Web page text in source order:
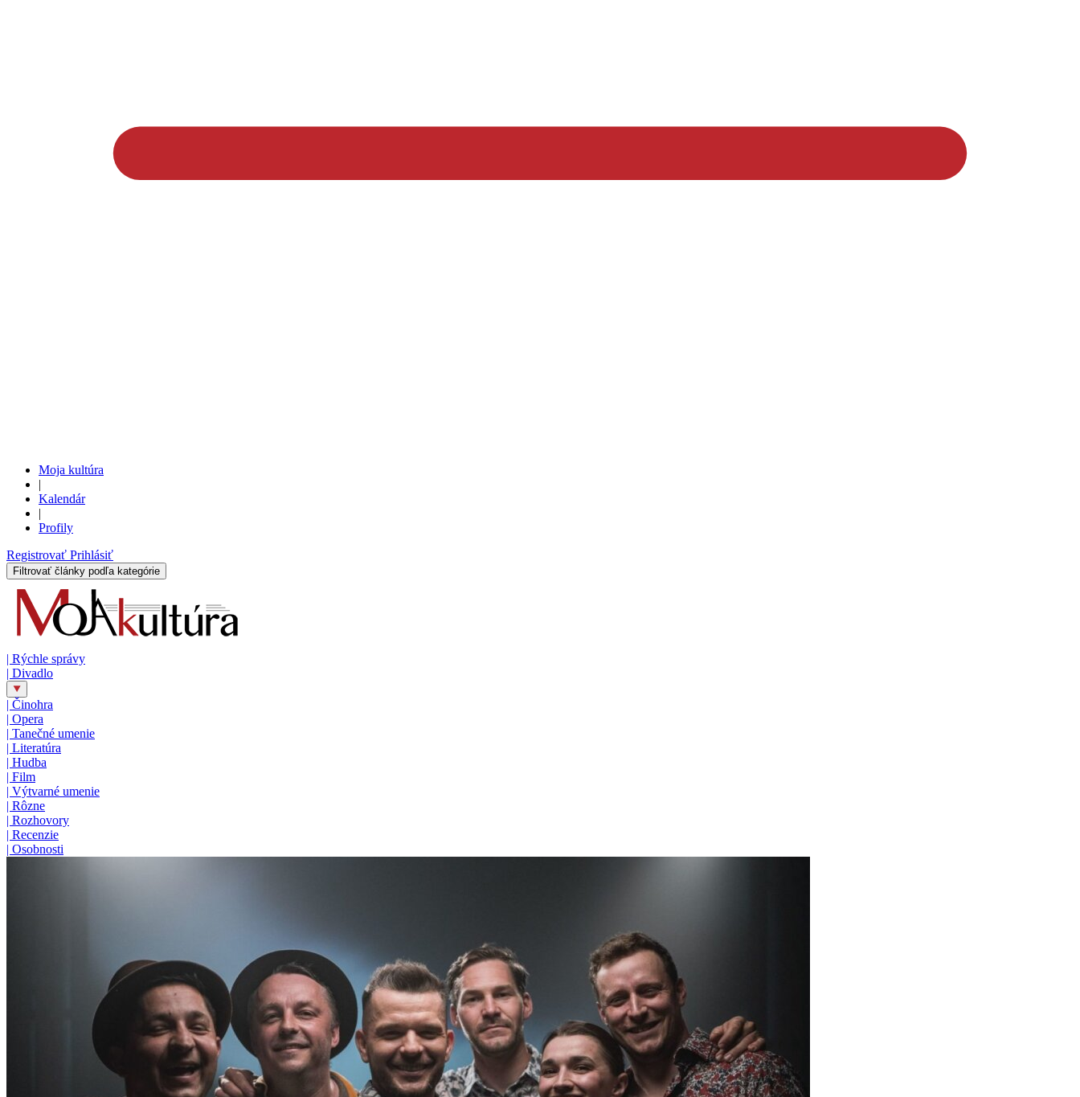
Moja kultúra
|
Kalendár
|
Profily
Registrovať Prihlásiť
Filtrovať články podľa kategórie
| Rýchle správy
| Divadlo
| Činohra
| Opera
| Tanečné umenie
| Literatúra
| Hudba
| Film
| Výtvarné umenie
| Rôzne
| Rozhovory
| Recenzie
| Osobnosti